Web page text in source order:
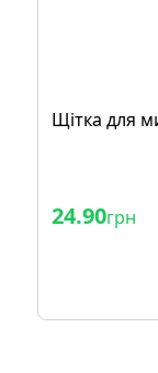
Щітка для
24.90грн